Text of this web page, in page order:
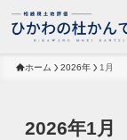
ホーム 2026年 1月
2026年1月